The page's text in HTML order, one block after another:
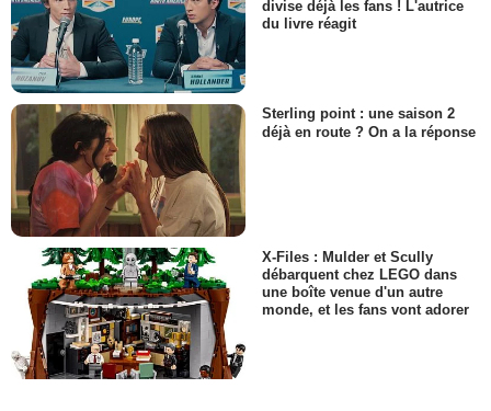
divise déjà les fans ! L'autrice
du livre réagit
Sterling point : une saison 2
déjà en route ? On a la réponse
X-Files : Mulder et Scully
débarquent chez LEGO dans
une boîte venue d'un autre
monde, et les fans vont adorer